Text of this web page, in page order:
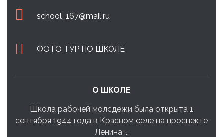
school_167@mail.ru
ФОТО ТУР ПО ШКОЛЕ
О ШКОЛЕ
Школа рабочей молодежи была открыта 1
сентября 1944 года в Красном селе на проспекте
Ленина ...